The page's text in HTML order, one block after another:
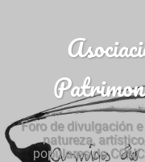
Foro de divulgación
natureza,
populares do